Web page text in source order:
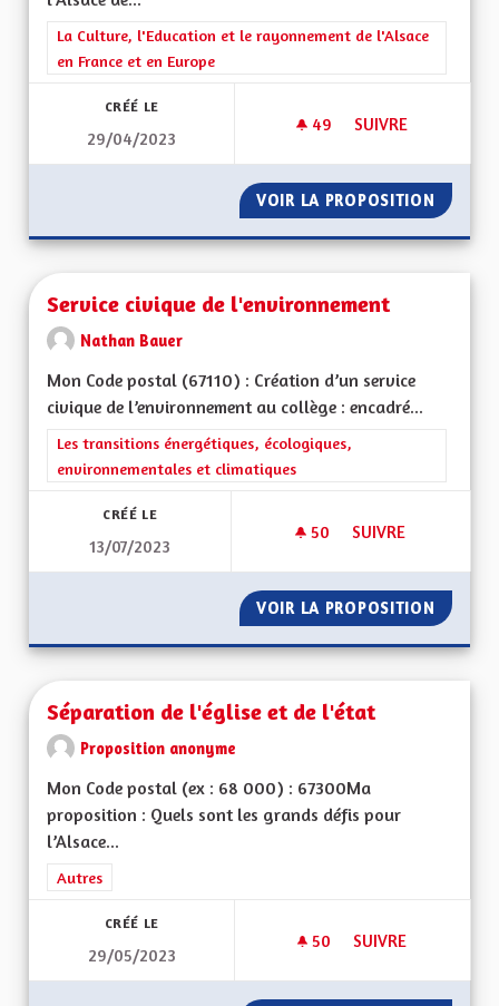
Filtrer les résultats de la catégorie : La Culture, l'Education et
La Culture, l'Education et le rayonnement de l'Alsace
en France et en Europe
CRÉÉ LE
29/04/2023
49 49 ABONNÉS
SUIVRE
VOIR LA PROPOSITION
Service civique de l'environnement
Nathan Bauer
Mon Code postal (67110) : Création d’un service
civique de l’environnement au collège : encadré...
Filtrer les résultats de la catégorie : Les transitions
Les transitions énergétiques, écologiques,
environnementales et climatiques
CRÉÉ LE
13/07/2023
50 50 ABONNÉS
SUIVRE
VOIR LA PROPOSITION
Séparation de l'église et de l'état
Proposition anonyme
Mon Code postal (ex : 68 000) : 67300Ma
proposition : Quels sont les grands défis pour
l’Alsace...
Filtrer les résultats de la catégorie : Autres
Autres
CRÉÉ LE
29/05/2023
50 50 ABONNÉS
SUIVRE